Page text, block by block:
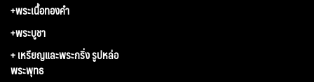
+พระเนื้อทองคำ
+พระบูชา
+ เหรียญและพระกริ่ง รูปหล่อ
พระพุทธ